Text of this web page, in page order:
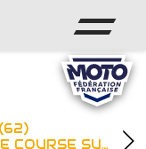
SUR SABLE